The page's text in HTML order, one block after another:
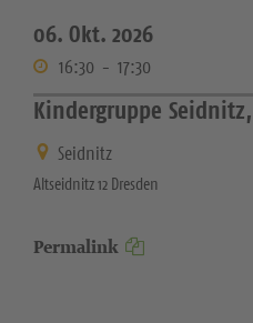
06. Okt. 2026
16:30 - 17:30
Kindergruppe
Seidnitz
Altseidnitz 12 Dresden
Permalink